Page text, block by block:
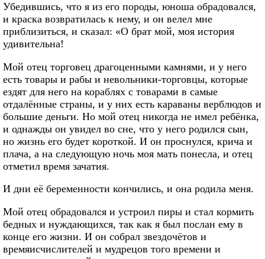
Убедившись, что я из его породы, юноша обрадовался,
и краска возвратилась к нему, и он велел мне
приблизиться, и сказал: «О брат мой, моя история
удивительна!
Мой отец торговец драгоценными камнями, и у него
есть товары и рабы и невольники-торговцы, которые
ездят для него на кораблях с товарами в самые
отдалённые страны, и у них есть караваны верблюдов и
большие деньги. Но мой отец никогда не имел ребёнка,
и однажды он увидел во сне, что у него родился сын,
но жизнь его будет короткой. И он проснулся, крича и
плача, а на следующую ночь моя мать понесла, и отец
отметил время зачатия.
И дни её беременности кончились, и она родила меня.
Мой отец обрадовался и устроил пиры и стал кормить
бедных и нуждающихся, так как я был послан ему в
конце его жизни. И он собрал звездочётов и
времяисчислителей и мудрецов того времени и